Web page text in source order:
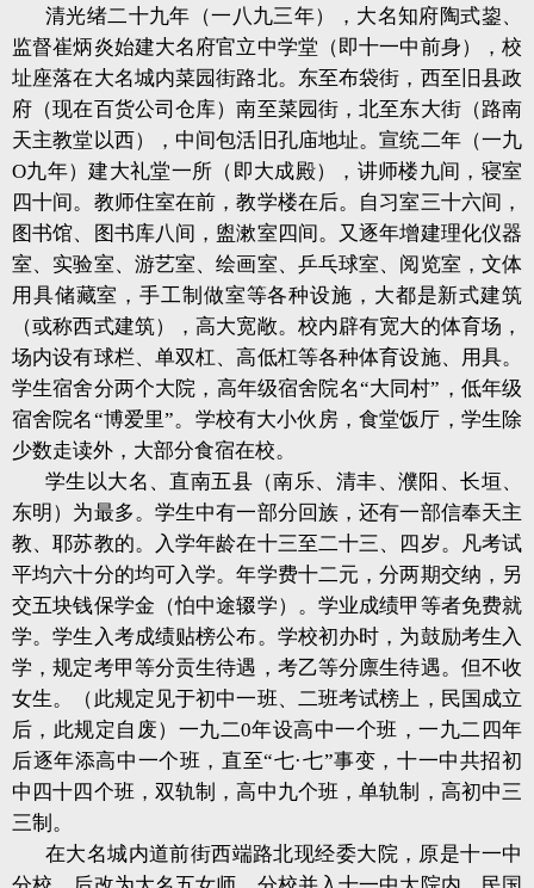
清光绪二十九年（一八九三年），大名知府陶式鋆、
监督崔炳炎始建大名府官立中学堂（即十一中前身），校
址座落在大名城内菜园街路北。东至布袋街，西至旧县政
府（现在百货公司仓库）南至菜园街，北至东大街（路南
天主教堂以西），中间包活旧孔庙地址。宣统二年（一九
O九年）建大礼堂一所（即大成殿），讲师楼九间，寝室
四十间。教师住室在前，教学楼在后。自习室三十六间，
图书馆、图书库八间，盥漱室四间。又逐年增建理化仪器
室、实验室、游艺室、绘画室、乒乓球室、阅览室，文体
用具储藏室，手工制做室等各种设施，大都是新式建筑
（或称西式建筑），高大宽敞。校内辟有宽大的体育场，
场内设有球栏、单双杠、高低杠等各种体育设施、用具。
学生宿舍分两个大院，高年级宿舍院名“大同村”，低年级
宿舍院名“博爱里”。学校有大小伙房，食堂饭厅，学生除
少数走读外，大部分食宿在校。
学生以大名、直南五县（南乐、清丰、濮阳、长垣、
东明）为最多。学生中有一部分回族，还有一部信奉天主
教、耶苏教的。入学年龄在十三至二十三、四岁。凡考试
平均六十分的均可入学。年学费十二元，分两期交纳，另
交五块钱保学金（怕中途辍学）。学业成绩甲等者免费就
学。学生入考成绩贴榜公布。学校初办时，为鼓励考生入
学，规定考甲等分贡生待遇，考乙等分廪生待遇。但不收
女生。（此规定见于初中一班、二班考试榜上，民国成立
后，此规定自废）一九二0年设高中一个班，一九二四年
后逐年添高中一个班，直至“七·七”事变，十一中共招初
中四十四个班，双轨制，高中九个班，单轨制，高初中三
三制。
在大名城内道前街西端路北现经委大院，原是十一中